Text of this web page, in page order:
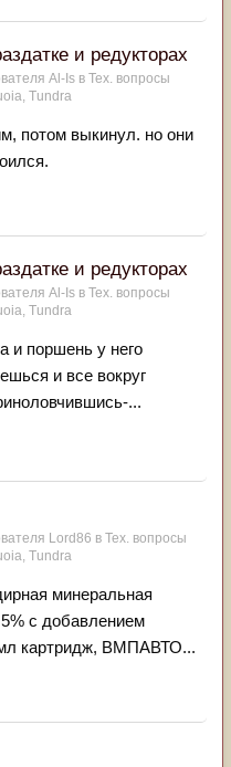
и редукторах
Al-Is в Тех. вопросы
Tundra
потом выкинул. но они
и редукторах
Al-Is в Тех. вопросы
Tundra
и поршень у него
и все вокруг
...
Lord86 в Тех. вопросы
Tundra
минеральная
с добавлением
картридж, ВМПАВТО...